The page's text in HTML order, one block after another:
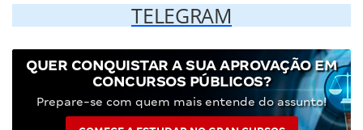
TELEGRAM
QUER CONQUISTAR A SUA APROVAÇÃO EM
CONCURSOS PÚBLICOS?
Prepare-se com quem mais entende do assunto!